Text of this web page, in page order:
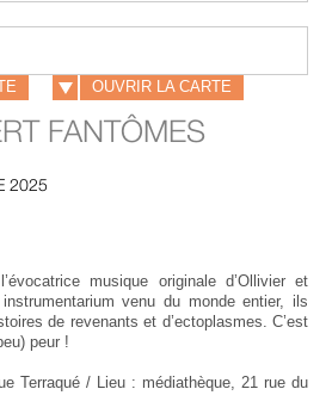
OUVRIR LA CARTE
FANTÔMES
2025
musique originale d’Ollivier et
venu du monde entier, ils
de revenants et d’ectoplasmes. C’est
peur !
Terraqué / Lieu : médiathèque, 21 rue du